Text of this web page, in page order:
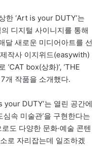
한 ‘Art is your DUTY’는
디지털 사이니지를 통해
달 새로운 미디어아트를 선
작사 이지위드(easywith)
‘CAT box(상화)’, ‘THE
개 작품을 소개했다.
your DUTY’는 열린 공간에
속 미술관’을 구현한다는
도 다양한 문화·예술 콘텐
로 자리잡는데 일조하겠